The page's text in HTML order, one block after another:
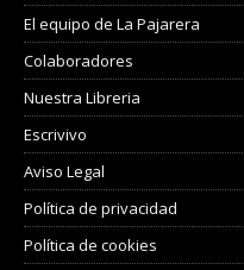
El equipo de La Pajarera
Colaboradores
Nuestra Libreria
Escrivivo
Aviso Legal
Política de privacidad
Política de cookies